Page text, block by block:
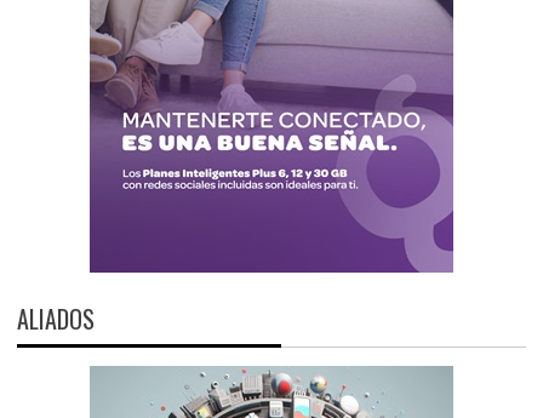
ALIADOS